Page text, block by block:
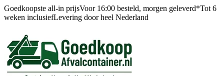
Goedkoopste all-in prijsVoor 16:00 besteld, morgen geleverd*Tot 6
weken inclusiefLevering door heel Nederland